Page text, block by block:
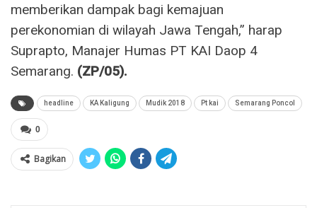
memberikan dampak bagi kemajuan
perekonomian di wilayah Jawa Tengah,” harap
Suprapto, Manajer Humas PT KAI Daop 4
Semarang. (ZP/05).
headline KA Kaligung Mudik 2018 Pt kai Semarang Poncol
0
Bagikan